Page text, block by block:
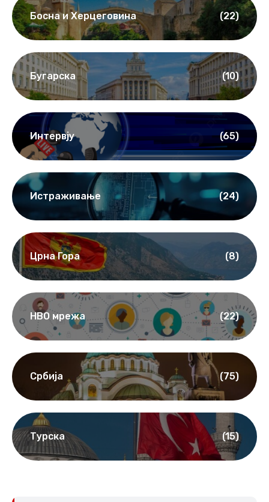
Босна и Херцеговина (22)
Бугарска (10)
Интервју (65)
Истраживање (24)
Црна Гора (8)
НВО мрежа (22)
Србија (75)
Турска (15)